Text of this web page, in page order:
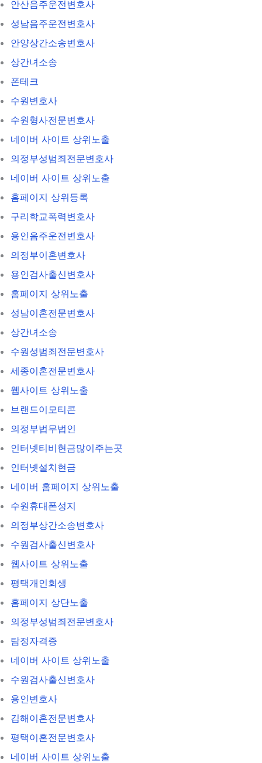
안산음주운전변호사
성남음주운전변호사
안양상간소송변호사
상간녀소송
폰테크
수원변호사
수원형사전문변호사
네이버 사이트 상위노출
의정부성범죄전문변호사
네이버 사이트 상위노출
홈페이지 상위등록
구리학교폭력변호사
용인음주운전변호사
의정부이혼변호사
용인검사출신변호사
홈페이지 상위노출
성남이혼전문변호사
상간녀소송
수원성범죄전문변호사
세종이혼전문변호사
웹사이트 상위노출
브랜드이모티콘
의정부법무법인
인터넷티비현금많이주는곳
인터넷설치현금
네이버 홈페이지 상위노출
수원휴대폰성지
의정부상간소송변호사
수원검사출신변호사
웹사이트 상위노출
평택개인회생
홈페이지 상단노출
의정부성범죄전문변호사
탐정자격증
네이버 사이트 상위노출
수원검사출신변호사
용인변호사
김해이혼전문변호사
평택이혼전문변호사
네이버 사이트 상위노출